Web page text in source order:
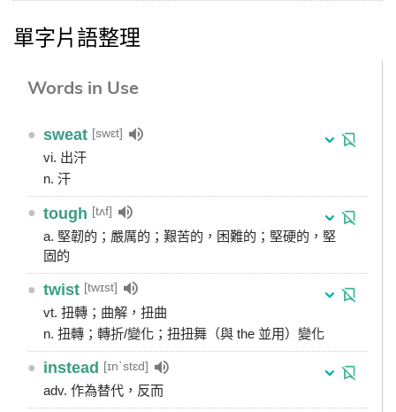
單字片語整理
Words in Use
● sweat [swɛt]
vi. 出汗
n. 汗
● tough [tʌf]
a. 堅韌的；嚴厲的；艱苦的，困難的；堅硬的，堅
固的
● twist [twɪst]
vt. 扭轉；曲解，扭曲
n. 扭轉；轉折/變化；扭扭舞（與 the 並用）變化
● instead [ɪnˋstɛd]
adv. 作為替代，反而